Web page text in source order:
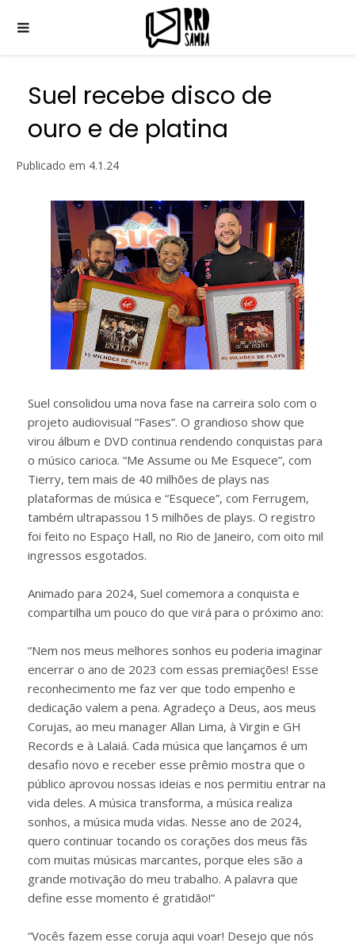
Suel recebe disco de
ouro e de platina
Publicado em 4.1.24
Suel consolidou uma nova fase na carreira solo com o
projeto audiovisual “Fases”. O grandioso show que
virou álbum e DVD continua rendendo conquistas para
o músico carioca. “Me Assume ou Me Esquece”, com
Tierry, tem mais de 40 milhões de plays nas
plataformas de música e “Esquece”, com Ferrugem,
também ultrapassou 15 milhões de plays. O registro
foi feito no Espaço Hall, no Rio de Janeiro, com oito mil
ingressos esgotados.
Animado para 2024, Suel comemora a conquista e
compartilha um pouco do que virá para o próximo ano:
“Nem nos meus melhores sonhos eu poderia imaginar
encerrar o ano de 2023 com essas premiações! Esse
reconhecimento me faz ver que todo empenho e
dedicação valem a pena. Agradeço a Deus, aos meus
Corujas, ao meu manager Allan Lima, à Virgin e GH
Records e à Lalaiá. Cada música que lançamos é um
desafio novo e receber esse prêmio mostra que o
público aprovou nossas ideias e nos permitiu entrar na
vida deles. A música transforma, a música realiza
sonhos, a música muda vidas. Nesse ano de 2024,
quero continuar tocando os corações dos meus fãs
com muitas músicas marcantes, porque eles são a
grande motivação do meu trabalho. A palavra que
define esse momento é gratidão!”
“Vocês fazem esse coruja aqui voar! Desejo que nós